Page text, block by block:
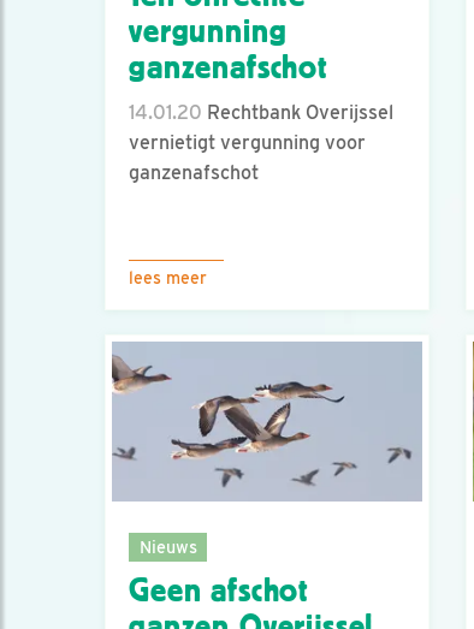
vergunning
ganzenafschot
14.01.20 Rechtbank Overijssel
vernietigt vergunning voor
ganzenafschot
lees meer
Nieuws
Geen afschot